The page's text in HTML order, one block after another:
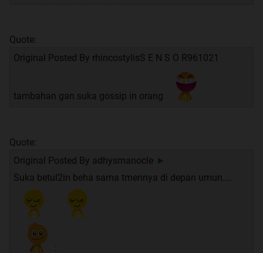
Quote:
Original Posted By rhincostylisS E N S O R961021
tambahan gan suka gossip in orang
Quote:
Original Posted By adhysmanocle ►
Suka betul2in beha sama tmennya di depan umun....